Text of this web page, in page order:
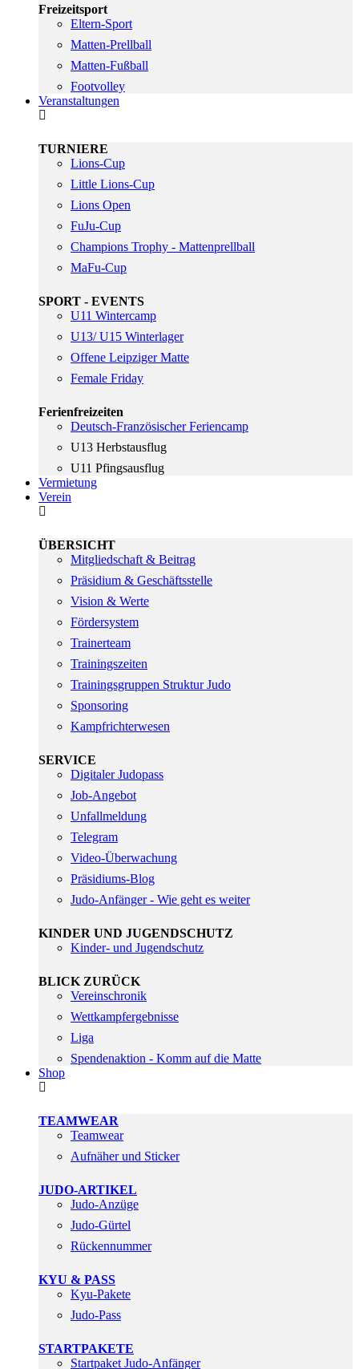
Freizeitsport
Eltern-Sport
Matten-Prellball
Matten-Fußball
Footvolley
Veranstaltungen
TURNIERE
Lions-Cup
Little Lions-Cup
Lions Open
FuJu-Cup
Champions Trophy - Mattenprellball
MaFu-Cup
SPORT - EVENTS
U11 Wintercamp
U13/ U15 Winterlager
Offene Leipziger Matte
Female Friday
Ferienfreizeiten
Deutsch-Französischer Feriencamp
U13 Herbstausflug
U11 Pfingsausflug
Vermietung
Verein
ÜBERSICHT
Mitgliedschaft & Beitrag
Präsidium & Geschäftsstelle
Vision & Werte
Fördersystem
Trainerteam
Trainingszeiten
Trainingsgruppen Struktur Judo
Sponsoring
Kampfrichterwesen
SERVICE
Digitaler Judopass
Job-Angebot
Unfallmeldung
Telegram
Video-Überwachung
Präsidiums-Blog
Judo-Anfänger - Wie geht es weiter
KINDER UND JUGENDSCHUTZ
Kinder- und Jugendschutz
BLICK ZURÜCK
Vereinschronik
Wettkampfergebnisse
Liga
Spendenaktion - Komm auf die Matte
Shop
TEAMWEAR
Teamwear
Aufnäher und Sticker
JUDO-ARTIKEL
Judo-Anzüge
Judo-Gürtel
Rückennummer
KYU & PASS
Kyu-Pakete
Judo-Pass
STARTPAKETE
Startpaket Judo-Anfänger